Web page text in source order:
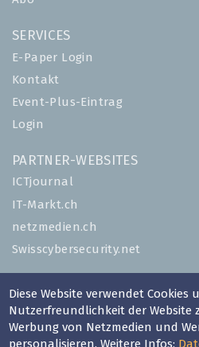
SERVICES
E-Paper Login
Kontakt
Event-Plus-Eintrag
Login
PARTNER-WEBSITES
ICTjournal
IT-Markt.ch
netzmedien.ch
Swisscybersecurity.net
© NETZMEDIEN AG 2026
Impressum
AGB
Diese Website verwendet
Nutzerfreundlichkeit der Website
Werbung von Netzmedien und
personalisieren. Weitere Infos: